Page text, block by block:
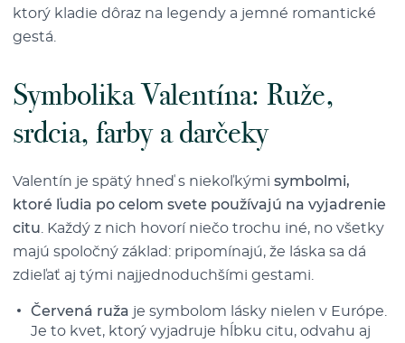
ktorý kladie dôraz na legendy a jemné romantické
gestá.
Symbolika Valentína: Ruže,
srdcia, farby a darčeky
Valentín je spätý hneď s niekoľkými symbolmi,
ktoré ľudia po celom svete používajú na vyjadrenie
citu . Každý z nich hovorí niečo trochu iné, no všetky
majú spoločný základ: pripomínajú, že láska sa dá
zdieľať aj tými najjednoduchšími gestami.
Červená ruža je symbolom lásky nielen v Európe.
Je to kvet, ktorý vyjadruje hĺbku citu, odvahu aj